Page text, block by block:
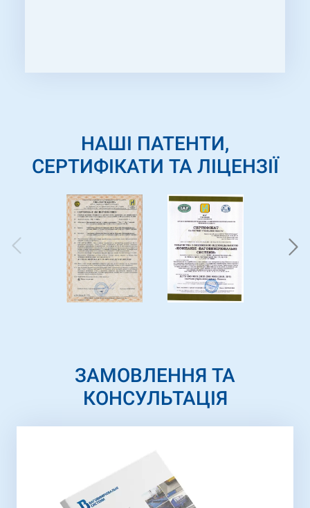
НАШІ ПАТЕНТИ,
СЕРТИФІКАТИ ТА ЛІЦЕНЗІЇ
ЗАМОВЛЕННЯ ТА
КОНСУЛЬТАЦІЯ